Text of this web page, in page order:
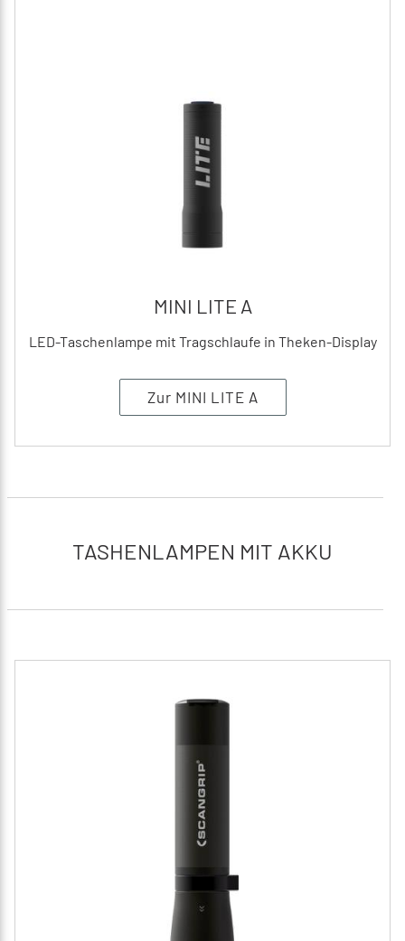
MINI LITE A
LED-Taschenlampe mit Tragschlaufe in Theken-Display
Zur MINI LITE A
TASHENLAMPEN MIT AKKU